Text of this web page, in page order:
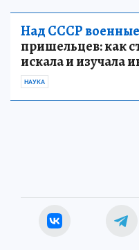
Над СССР военные
пришельцев: как
искала и изучала
НАУКА